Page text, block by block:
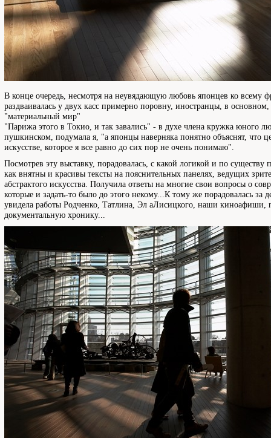
В конце очередь, несмотря на неувядающую любовь японцев ко всему
раздваивалась у двух касс примерно поровну, иностранцы, в
"материальный мир"
"Парижа этого в Токио, и так завались" - в духе члена кружка юного
пушкинском, подумала я, "а японцы наверняка понятно объяснят, что
искусстве, которое я все равно до сих пор не очень понимаю".
Посмотрев эту выставку, порадовалась, с какой логикой и по существу
как внятны и красивы тексты на пояснительных панелях, ведущих
абстрактого искусства. Получила ответы на многие свои вопросы о
которые и задать-то было до этого некому...К тому же порадовалась за
увидела работы Родченко, Татлина, Эл аЛисицкого, наши киноафиши,
документальную хронику...